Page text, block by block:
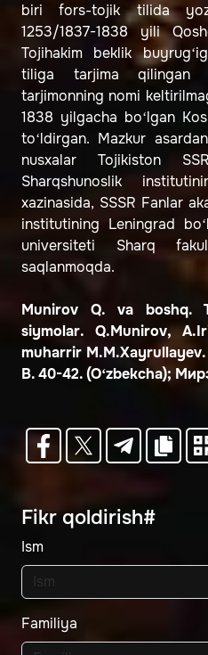
biri fors-tojik tilida
1253/1837-1838 yili
Tojihakim beklik
tiliga tarjima qilingan
tarjimonning nomi
1838 yilgacha bo‘lgan
to‘ldirgan. Mazkur
nusxalar Tojikiston
Sharqshunoslik
xazinasida, SSSR Fanlar
institutining Leningrad
universiteti Sharq
saqlanmoqda.
Munirov Q. va boshq.
siymolar. Q.Munirov,
muharrir M.M.Xayrullayev.
B. 40-42. (O‘zbekcha);
Fikr qoldirish#
Ism
Familiya